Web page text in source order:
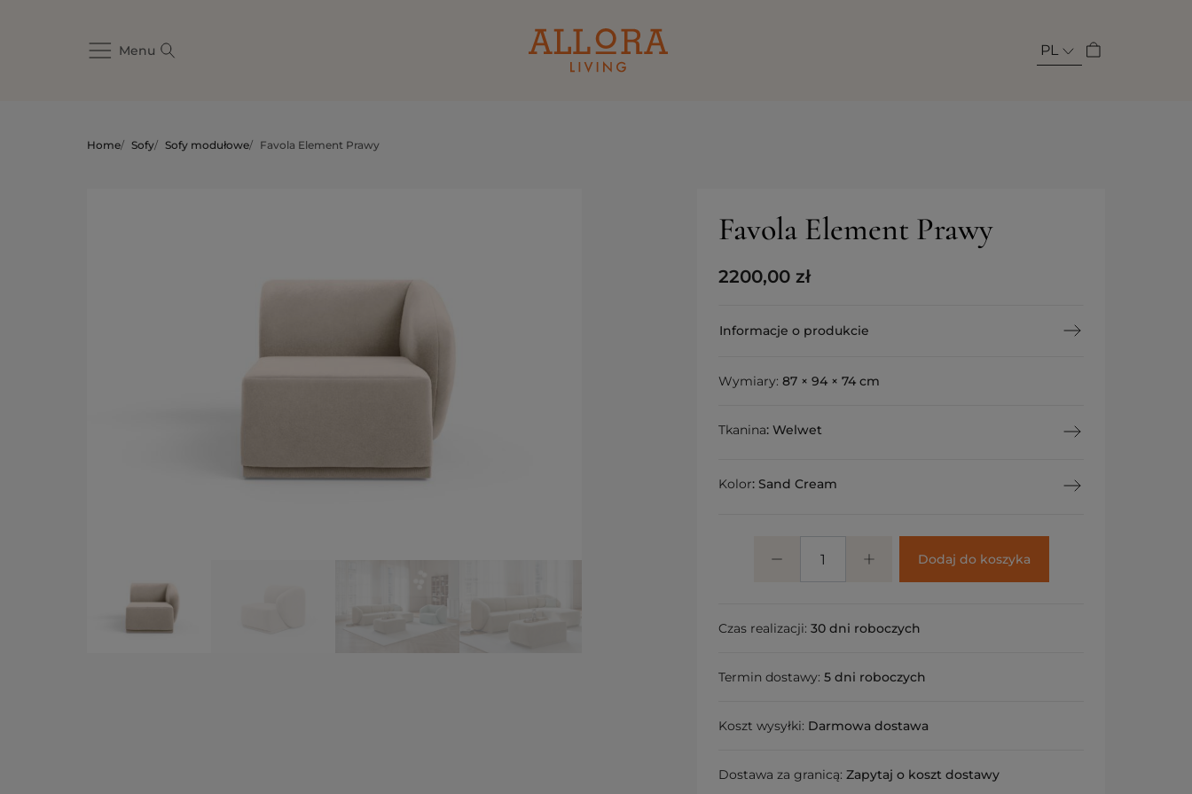
Menu PL
Home/ Sofy/ Sofy modułowe/ Favola Element Prawy
Favola Element Prawy
2200,00zł
Informacje o produkcie
Wymiary:87 × 94 × 74 cm
Tkanina: Welwet
Kolor: Sand Cream
Dodaj do koszyka
Czas realizacji:30 dni roboczych
Termin dostawy:5 dni roboczych
Koszt wysyłki: Darmowa dostawa
Dostawa za granicą:Zapytaj o koszt dostawy